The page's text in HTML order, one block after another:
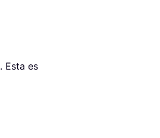
. Esta es